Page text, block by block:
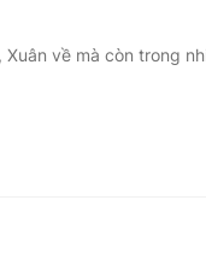
về mà còn trong